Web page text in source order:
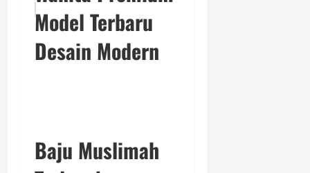
Model Terbaru
Desain Modern
Baju Muslimah